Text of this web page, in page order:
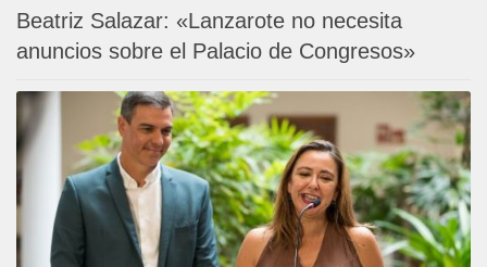
Beatriz Salazar: «Lanzarote no necesita
anuncios sobre el Palacio de Congresos»